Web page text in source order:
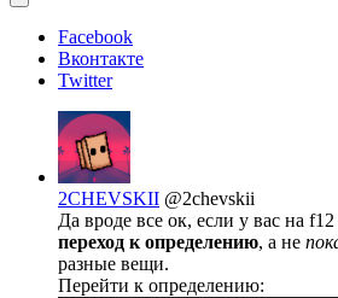
Facebook
Вконтакте
Twitter
2CHEVSKII @2chevskii
Да вроде все ок, если у вас на
переход к определению, а не
разные вещи.
Перейти к определению: